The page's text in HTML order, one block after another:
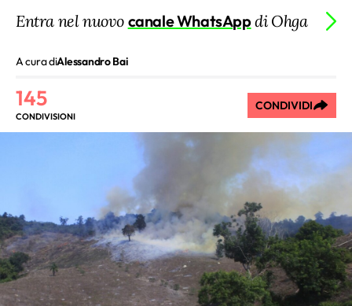
Entra nel nuovo canale WhatsAppdi Ohga
A cura diAlessandro Bai
145
CONDIVISIONI
CONDIVIDI